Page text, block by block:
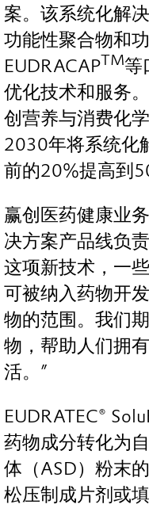
案。该系统化解
功能性聚合物和
EUDRACAPTM等
优化技术和服务
创营养与消费化
2030年将系统化
前的20%提高到
赢创医药健康业
决方案产品线负
这项新技术，一
可被纳入药物开
物的范围。我们
物，帮助人们拥
活。”
EUDRATEC®
药物成分转化为
体（ASD）粉末
松压制成片剂或